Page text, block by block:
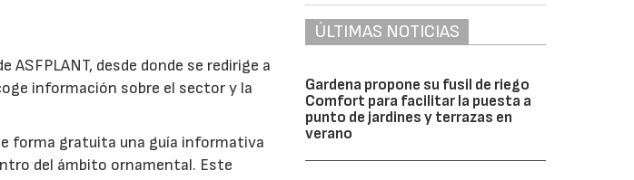
desde donde se redirige a
información sobre el sector y la
forma gratuita una guía informativa
del ámbito ornamental. Este
ÚLTIMAS NOTICIAS
Gardena propone su fusil de riego
Comfort para facilitar la puesta a
punto de jardines y terrazas en
verano